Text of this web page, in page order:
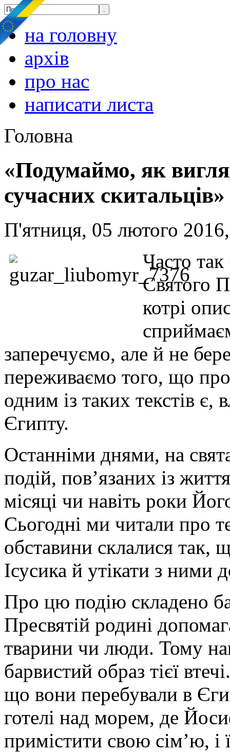
на головну
архів
про нас
написати листа
Головна
«Подумаймо, як
сучасних скитальців»
П'ятниця, 05 лютого
Часто
Святого
котрі
заперечуємо, але й не
переживаємо того, що
одним із таких текстів є,
Єгипту.
Останніми днями, на
подій, пов’язаних із
місяці чи навіть роки
Сьогодні ми читали про
обставини склалися
Ісусика й утікати з ними
Про цю подію складено
Пресвятій родині
тварини чи люди. Тому
барвистий образ тієї
що вони перебували в
готелі над морем, де
примістити свою сім’ю,